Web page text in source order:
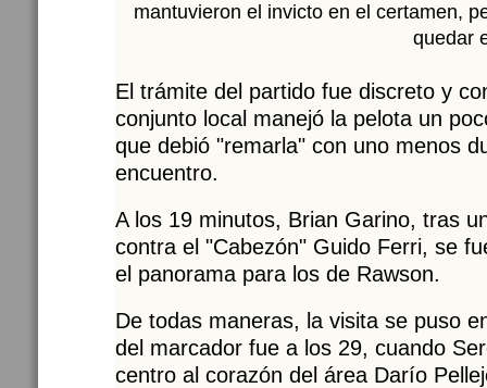
mantuvieron el invicto en el certamen,
quedar
El trámite del partido fue discreto y
conjunto local manejó la pelota un
que debió "remarla" con uno menos
encuentro.
A los 19 minutos, Brian Garino, tras
contra el "Cabezón" Guido Ferri, se
el panorama para los de Rawson.
De todas maneras, la visita se puso
del marcador fue a los 29, cuando
centro al corazón del área Darío